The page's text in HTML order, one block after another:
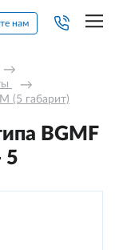
нам
→
→
(5 габарит)
BGМF
5